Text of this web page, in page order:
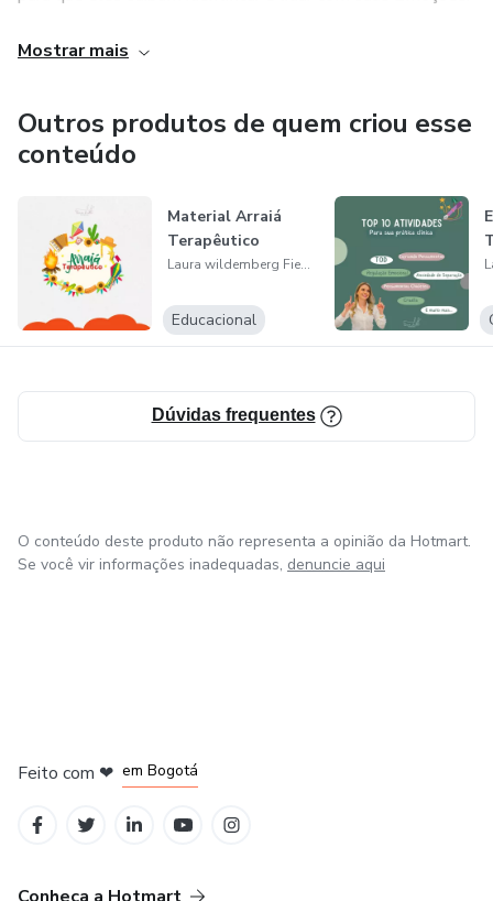
Cada dia mais vem aprofundando seu estudado na Infância
desejo levar esse conhecimento ao alcance de milhares de
Pessoas.
Mostrar mais
Outros produtos de quem criou esse
conteúdo
Material Arraiá
Terapêutico
Laura wildemberg Fiedler
Educacional
Dúvidas frequentes
O conteúdo deste produto não representa a opinião da Hotmart.
Se você vir informações inadequadas, denuncie aqui
Feito com ❤ em Bogotá